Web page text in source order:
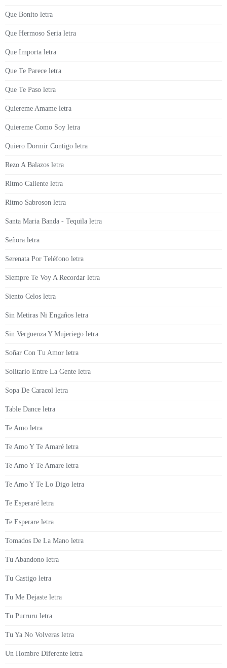
Que Bonito letra
Que Hermoso Seria letra
Que Importa letra
Que Te Parece letra
Que Te Paso letra
Quiereme Amame letra
Quiereme Como Soy letra
Quiero Dormir Contigo letra
Rezo A Balazos letra
Ritmo Caliente letra
Ritmo Sabroson letra
Santa Maria Banda - Tequila letra
Señora letra
Serenata Por Teléfono letra
Siempre Te Voy A Recordar letra
Siento Celos letra
Sin Metiras Ni Engaños letra
Sin Verguenza Y Mujeriego letra
Soñar Con Tu Amor letra
Solitario Entre La Gente letra
Sopa De Caracol letra
Table Dance letra
Te Amo letra
Te Amo Y Te Amaré letra
Te Amo Y Te Amare letra
Te Amo Y Te Lo Digo letra
Te Esperaré letra
Te Esperare letra
Tomados De La Mano letra
Tu Abandono letra
Tu Castigo letra
Tu Me Dejaste letra
Tu Purruru letra
Tu Ya No Volveras letra
Un Hombre Diferente letra